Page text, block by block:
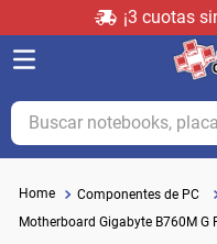
¡3 cuotas
Buscar notebooks, placas
Componentes de PC
Motherboard Gigabyte B760M G